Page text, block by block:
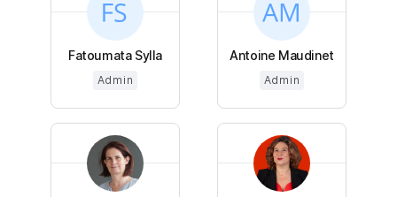
Fatoumata Sylla
Admin
Antoine Maudinet
Admin